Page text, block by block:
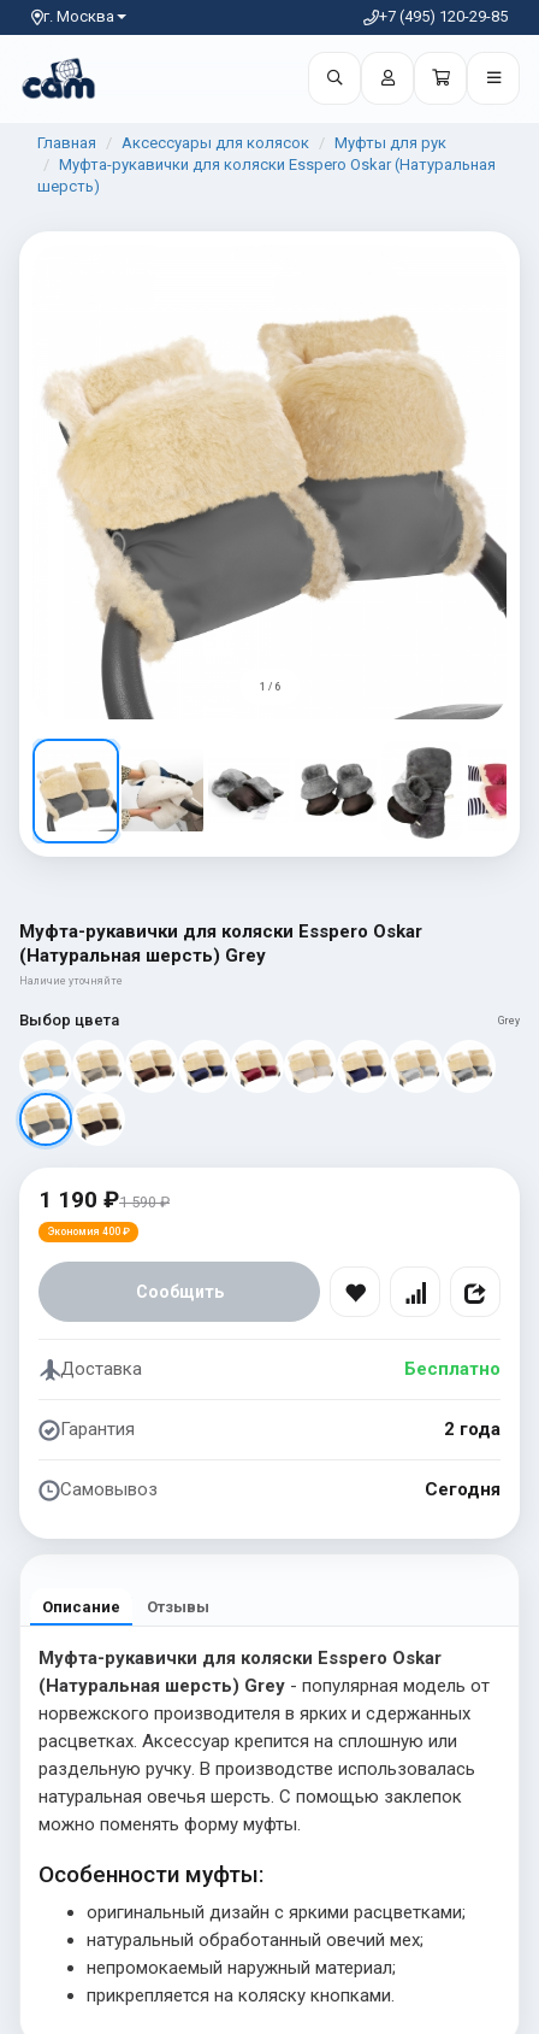
г. Москва +7 (495) 120-29-85
Главная Аксессуары для колясок
Муфты для рук
Муфта-рукавички для коляски Esspero Oskar (Натуральная
шерсть)
1 / 6
Муфта-рукавички для коляски Esspero Oskar
(Натуральная шерсть) Grey
Наличие уточняйте
Выбор цвета Grey
1 190 ₽1 590 ₽
Экономия 400 ₽
Сообщить
Доставка Бесплатно
Гарантия 2 года
Самовывоз Сегодня
Описание Отзывы
Муфта-рукавички для коляски Esspero Oskar
(Натуральная шерсть) Grey - популярная модель от
норвежского производителя в ярких и сдержанных
расцветках. Аксессуар крепится на сплошную или
раздельную ручку. В производстве использовалась
натуральная овечья шерсть. С помощью заклепок
можно поменять форму муфты.
Особенности муфты:
оригинальный дизайн с яркими расцветками;
натуральный обработанный овечий мех;
непромокаемый наружный материал;
прикрепляется на коляску кнопками.